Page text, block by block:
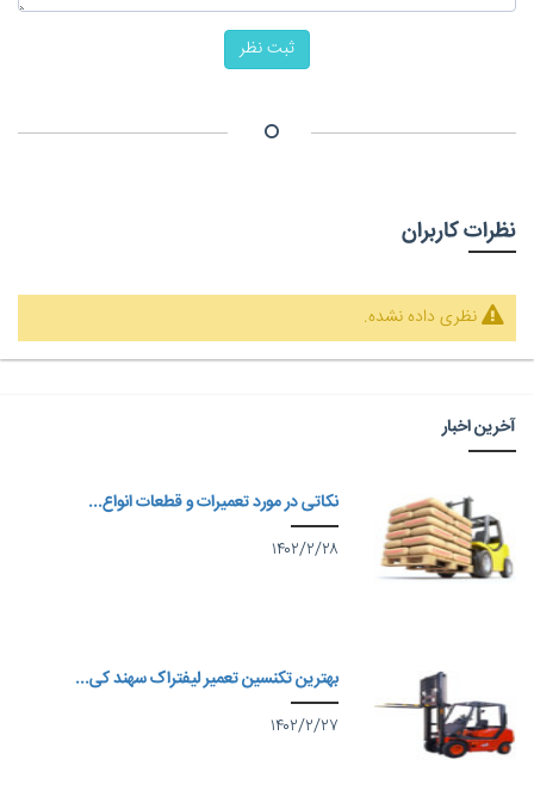
ثبت نظر
نظرات کاربران
نظری داده نشده.
آخرین اخبار
نکاتی در مورد تعمیرات و قطعات انواع...
۱۴۰۲/۲/۲۸
بهترین تکنسین تعمیر لیفتراک سهند کی...
۱۴۰۲/۲/۲۷